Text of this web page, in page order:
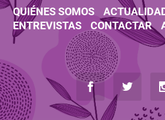
QUIÉNES SOMOS
ENTREVISTAS
CONTACTAR